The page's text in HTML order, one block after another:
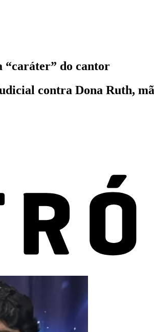
do cantor
contra Dona Ruth,